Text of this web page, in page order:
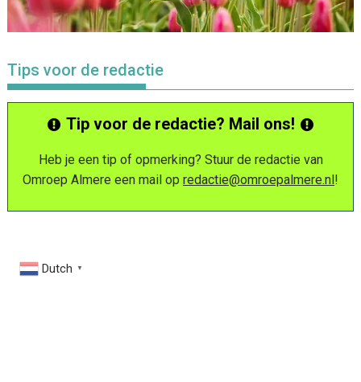
Tips voor de redactie
Tip voor de redactie? Mail ons!
Heb je een tip of opmerking? Stuur de redactie van
Omroep Almere een mail op redactie@omroepalmere.nl!
Dutch ▼